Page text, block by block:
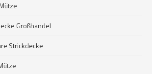
Großhandel
Strickdecke